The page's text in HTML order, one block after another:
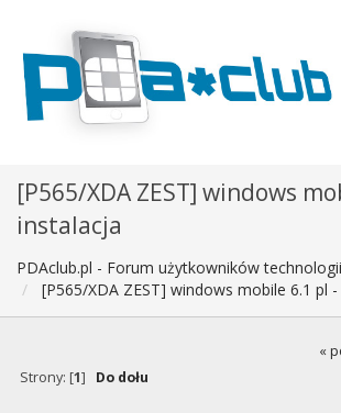
[P565/XDA ZEST] windows
instalacja
PDAclub.pl - Forum użytkowników
[P565/XDA ZEST] windows mobile 6.1 pl
«
Strony: [1] Do dołu